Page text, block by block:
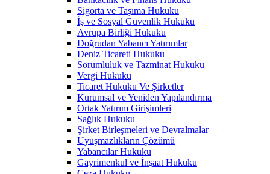
Sigorta ve Taşıma Hukuku
İş ve Sosyal Güvenlik Hukuku
Avrupa Birliği Hukuku
Doğrudan Yabancı Yatırımlar
Deniz Ticareti Hukuku
Sorumluluk ve Tazminat Hukuku
Vergi Hukuku
Ticaret Hukuku Ve Şirketler
Kurumsal ve Yeniden Yapılandırma
Ortak Yatırım Girişimleri
Sağlık Hukuku
Şirket Birleşmeleri ve Devralmalar
Uyuşmazlıkların Çözümü
Yabancılar Hukuku
Gayrimenkul ve İnşaat Hukuku